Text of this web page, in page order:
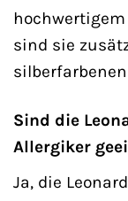
sind sie
Sind die
Allergiker
Ja, die